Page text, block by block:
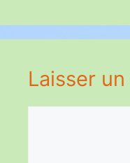
Laisser